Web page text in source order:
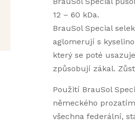
12 – 60 kDa.
BrauSol Special
aglomerují s
který se poté
způsobují zákal.
Použití BrauSol
německého
všechna federální,